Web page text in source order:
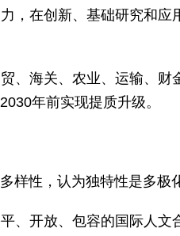
在创新、基础研究和应
海关、农业、运输、财
年前实现提质升级。
样性，认为独特性是多
、开放、包容的国际人